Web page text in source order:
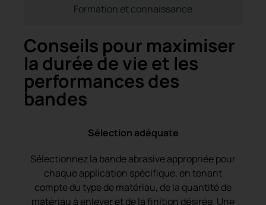
Formation et connaissance
Conseils pour maximiser
la durée de vie et les
performances des
bandes
Sélection adéquate
Sélectionnez la bande abrasive appropriée pour
chaque application spécifique, en tenant
compte du type de matériau, de la quantité de
matériau à enlever et de la finition désirée. Une